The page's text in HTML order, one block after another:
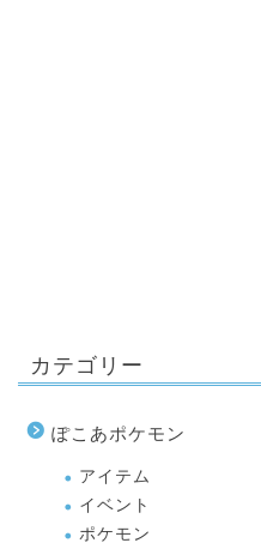
カテゴリー
ぽこあポケモン
アイテム
イベント
ポケモン